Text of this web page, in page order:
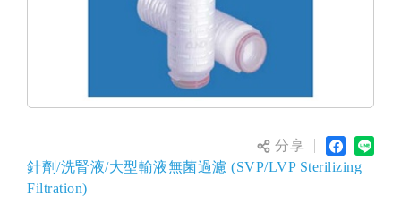
分享
針劑/洗腎液/大型輸液無菌過濾 (SVP/LVP Sterilizing
Filtration)